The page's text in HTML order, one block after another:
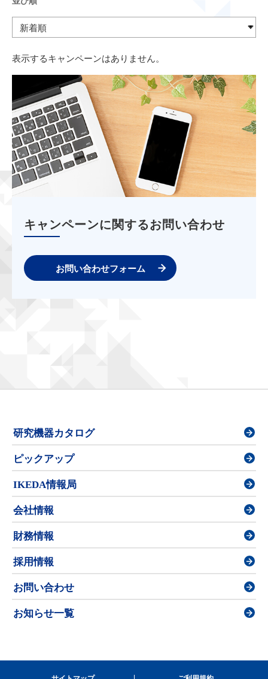
表示するキャンペーンはありません。
キャンペーンに関するお問い合わせ
お問い合わせフォーム
研究機器カタログ
ピックアップ
IKEDA情報局
会社情報
財務情報
採用情報
お問い合わせ
お知らせ一覧